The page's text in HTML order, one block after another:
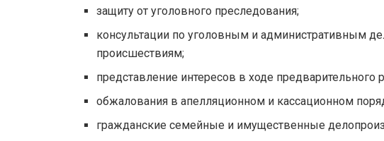
защиту от уголовного преследования;
консультации по уголовным и административным
происшествиям;
представление интересов в ходе предварительного
обжалования в апелляционном и кассационном
гражданские семейные и имущественные